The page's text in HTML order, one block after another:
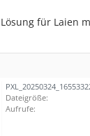
für Laien
Dateigröße:
Aufrufe: